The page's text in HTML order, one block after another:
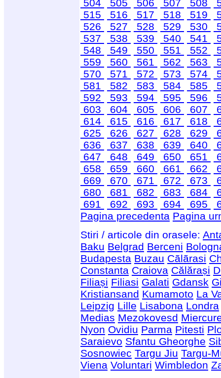
504 505 506 507 508
515
516 517 518 519
526
527 528 529 530
537
538 539 540 541
548
549 550 551 552
559
560 561 562 563
570
571 572 573 574
581
582 583 584 585
592
593 594 595 596
603
604 605 606 607
614
615 616 617 618
625
626 627 628 629
636
637 638 639 640
647
648 649 650 651
658
659 660 661 662
669
670 671 672 673
680
681 682 683 684
691
692 693 694 695
Pagina precedenta Pagina
Stiri / articole din orasele:
Baku Belgrad Berceni
Budapesta Buzau Cãlãrasi
Constanta Craiova Călărași
Filiași Filiasi Galati Gdansk
Kristiansand Kumamoto La
Leipzig Lille Lisabona Londra
Medias Mezokovesd
Nyon Ovidiu Parma Pitesti
Saraievo Sfantu Gheorghe
Sosnowiec Targu Jiu Targu-
Viena Voluntari Wimbledon